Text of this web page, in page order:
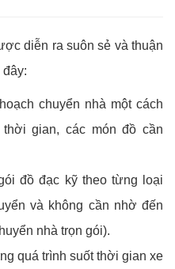
diễn ra suôn sẻ và thuận
chuyển nhà một cách
gian, các món đồ cần
đồ đạc kỹ theo từng loại
và không cần nhờ đến
nhà trọn gói).
quá trình suốt thời gian xe